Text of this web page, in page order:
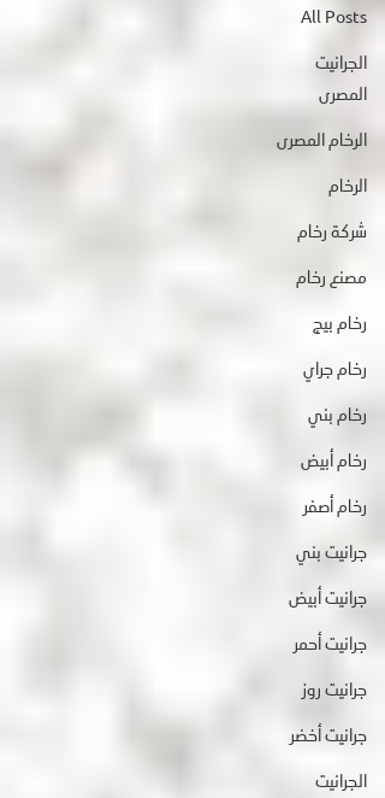
All Posts
الجرانيت
المصرى
الرخام المصرى
الرخام
شركة رخام
مصنع رخام
رخام بيج
رخام جراي
رخام بني
رخام أبيض
رخام أصفر
جرانيت بني
جرانيت أبيض
جرانيت أحمر
جرانيت روز
جرانيت أخضر
الجرانيت